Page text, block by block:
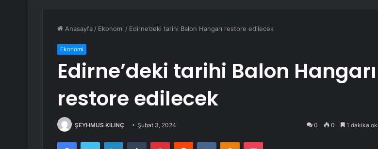
Anasayfa / Ekonomi / Edirne’deki tarihi Balon Hangarı restore edilecek
Ekonomi
Edirne’deki tarihi Balon Hangarı
restore edilecek
ŞEYHMUS KILINÇ Şubat 3, 2024 0 0 1 dakika
FacebookTwitter LinkedInTumblr PinterestReddit VKontakteOdnoklassniki
Pocket